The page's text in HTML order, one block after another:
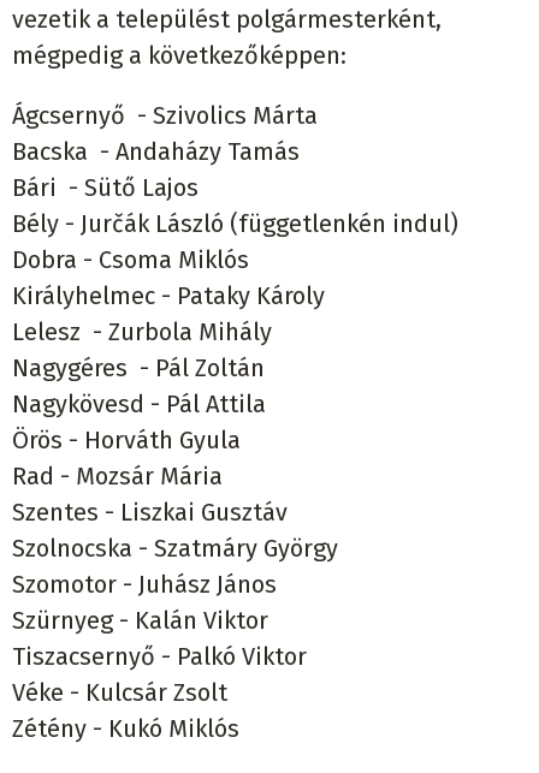
vezetik a települést polgármesterként,
mégpedig a következőképpen:
Ágcsernyő - Szivolics Márta
Bacska - Andaházy Tamás
Bári - Sütő Lajos
Bély - Jurčák László (függetlenkén indul)
Dobra - Csoma Miklós
Királyhelmec - Pataky Károly
Lelesz - Zurbola Mihály
Nagygéres - Pál Zoltán
Nagykövesd - Pál Attila
Örös - Horváth Gyula
Rad - Mozsár Mária
Szentes - Liszkai Gusztáv
Szolnocska - Szatmáry György
Szomotor - Juhász János
Szürnyeg - Kalán Viktor
Tiszacsernyő - Palkó Viktor
Véke - Kulcsár Zsolt
Zétény - Kukó Miklós